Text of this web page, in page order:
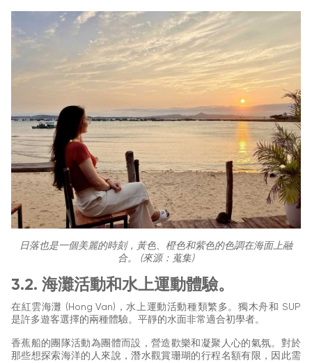
日落也是一個美麗的時刻，黃色、橙色和紫色的色調在海面上融
合。 (來源：蒐集)
3.2. 海灘活動和水上運動體驗。
在紅雲海灘 (Hong Van)，水上運動活動種類繁多。獨木舟和 SUP
是許多遊客選擇的兩種體驗。平靜的水面非常適合初學者。
香蕉船的團隊活動為團體而設，營造歡樂和凝聚人心的氣氛。對於
那些想探索海洋的人來說，潛水觀賞珊瑚的行程名額有限，因此需